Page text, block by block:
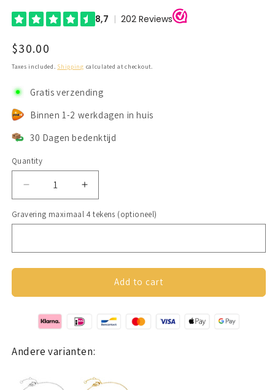
Regular
$30.00
Taxes included. Shipping calculated at checkout.
Gratis verzending
Binnen 1-2 werkdagen in huis
30 Dagen bedenktijd
Quantity
Decrease
quantity
for
Unieke
armband
met
Increase
quantity
for
Unieke
armband
met
muntje
Gravering maximaal 4 tekens (optioneel)
Add to cart
Andere varianten: